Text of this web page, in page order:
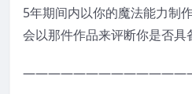
5年期间内以你的魔法能力制
会以那件作品来评断你是否具